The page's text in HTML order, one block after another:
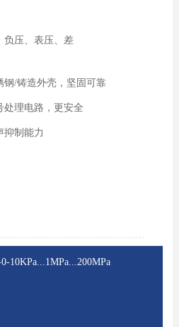
压、表压、差
/铸造外壳，坚固可靠
理电路，更安全
制能力
10KPa...1MPa...200MPa